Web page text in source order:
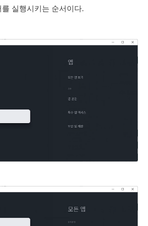
실행시키는 순서이다.